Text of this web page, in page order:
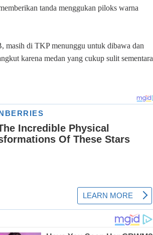
tanda menggukan piloks warna
masih di TKP menunggu untuk dibawa dan
karena medan yang cukup sulit sementara